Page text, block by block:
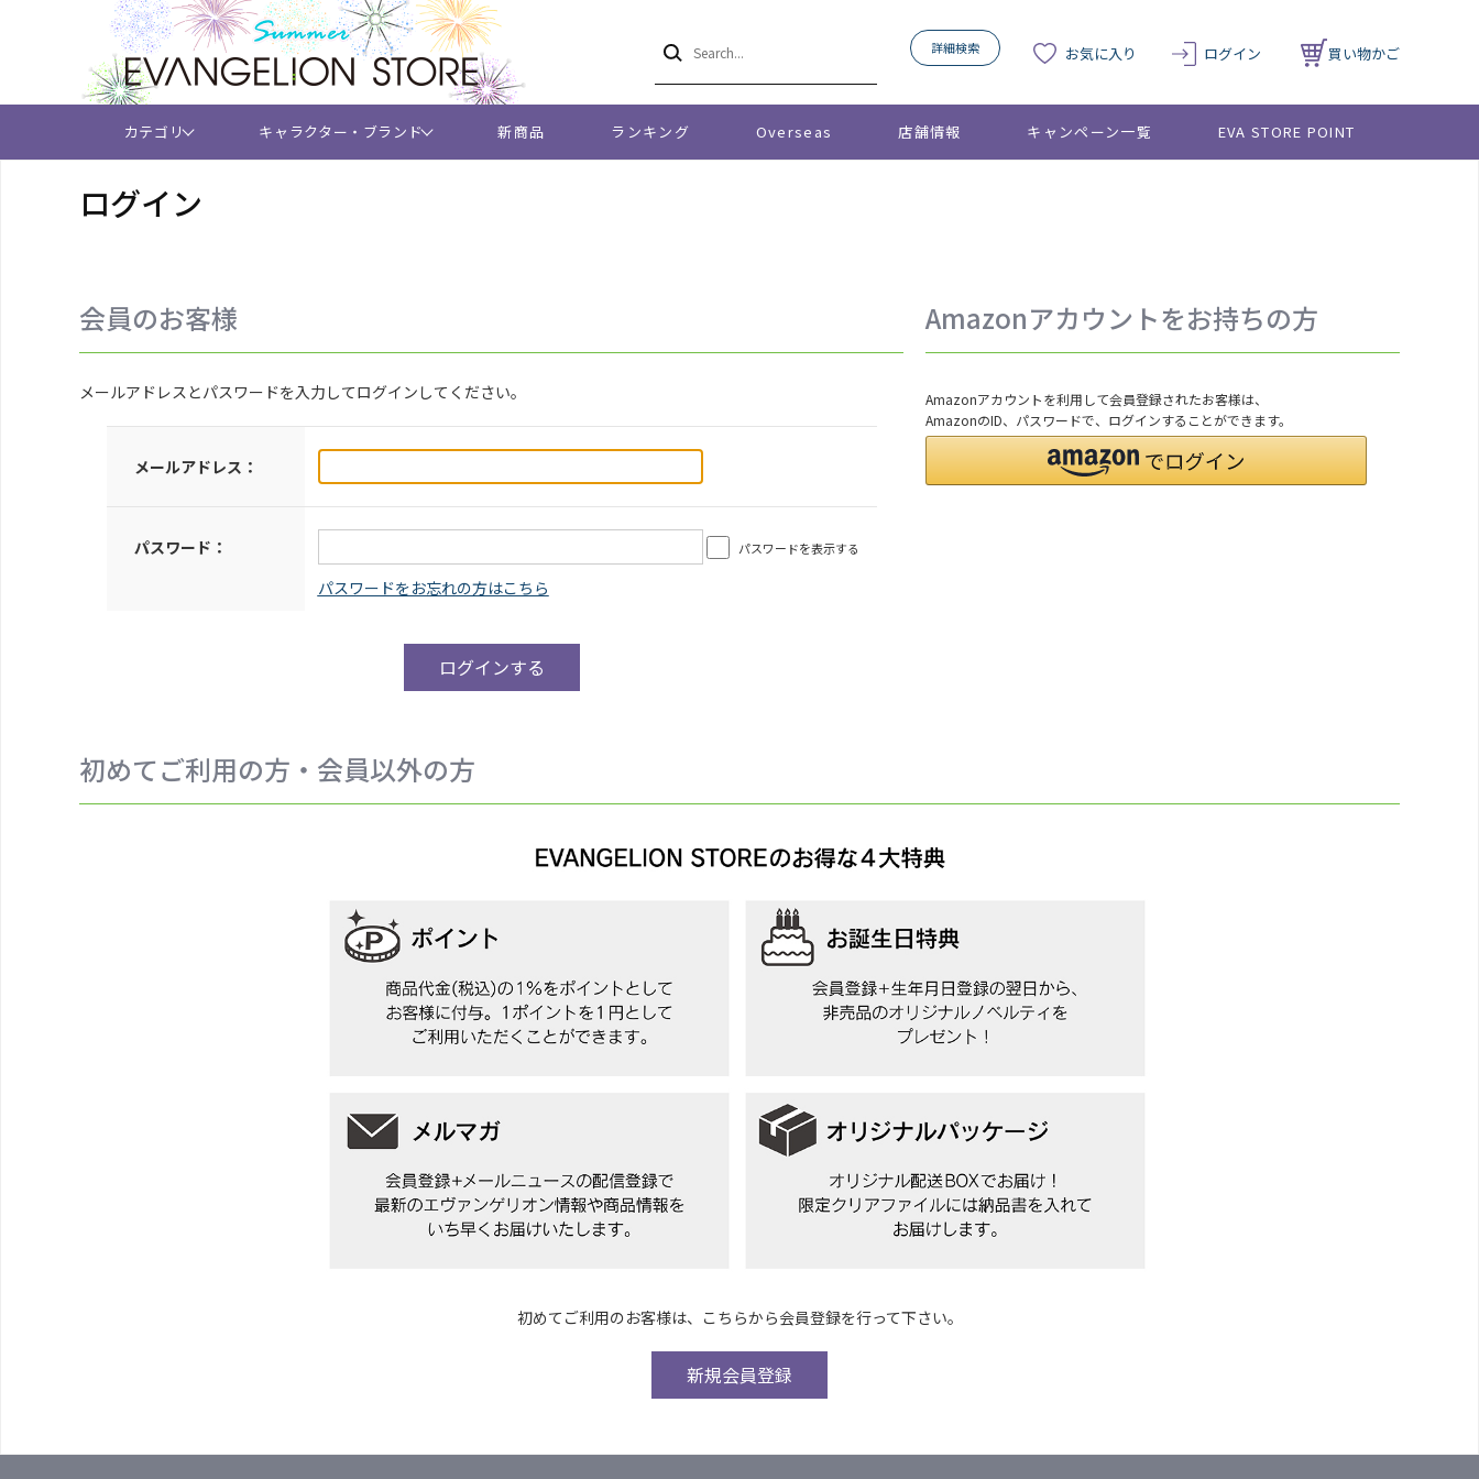
詳細検索 お気に入り ログイン 買い物かご
カテゴリ キャラクター・ブランド 新商品 ランキング Overseas 店舗情報 キャンペーン一覧 EVA STORE POINT
ログイン
会員のお客様
メールアドレスとパスワードを入力してログインしてください。
メールアドレス：
パスワード： パスワードを表示する
Amazonアカウントをお持ちの方
Amazonアカウントを利用して会員登録されたお客様は、
AmazonのID、パスワードで、ログインすることができます。
初めてご利用の方・会員以外の方